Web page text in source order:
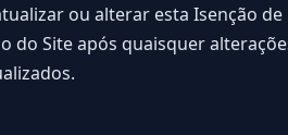
ou alterar esta Isenção
do Site após quaisquer